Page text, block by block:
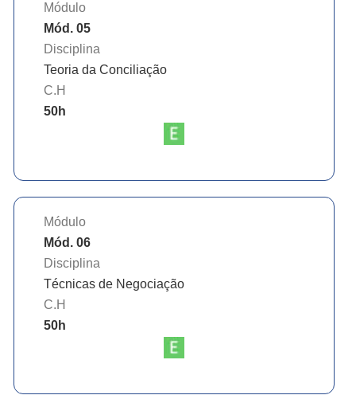
Módulo
Mód. 05
Disciplina
Teoria da Conciliação
C.H
50h
Módulo
Mód. 06
Disciplina
Técnicas de Negociação
C.H
50h